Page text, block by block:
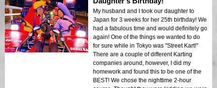
My husband and I took our daughter to
Japan for 3 weeks for her 25th birthday! We
had a fabulous time and would definitely go
again! One of the things we wanted to do
for sure while in Tokyo was "Street Kart!"
There are a couple of different Karting
companies around, however, I did my
homework and found this to be one of the
BEST! We chose the nighttime 2-hour